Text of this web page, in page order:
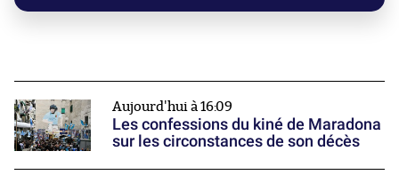
Aujourd'hui à 16:09
Les confessions du kiné de Maradona
sur les circonstances de son décès